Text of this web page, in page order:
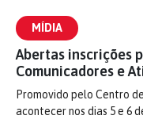
MÍDIA
Abertas inscrições
Comunicadores e
Promovido pelo Centro
acontecer nos dias 5 e 6